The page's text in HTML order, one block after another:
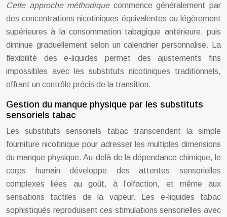
Cette approche méthodique commence généralement par
des concentrations nicotiniques équivalentes ou légèrement
supérieures à la consommation tabagique antérieure, puis
diminue graduellement selon un calendrier personnalisé. La
flexibilité des e-liquides permet des ajustements fins
impossibles avec les substituts nicotiniques traditionnels,
offrant un contrôle précis de la transition.
Gestion du manque physique par les substituts
sensoriels tabac
Les substituts sensoriels tabac transcendent la simple
fourniture nicotinique pour adresser les multiples dimensions
du manque physique. Au-delà de la dépendance chimique, le
corps humain développe des attentes sensorielles
complexes liées au goût, à l’olfaction, et même aux
sensations tactiles de la vapeur. Les e-liquides tabac
sophistiqués reproduisent ces stimulations sensorielles avec